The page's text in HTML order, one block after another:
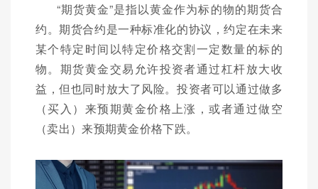
“期货黄金”是指以黄金作为标的物的期货合
约。期货合约是一种标准化的协议，约定在未来
某个特定时间以特定价格交割一定数量的标的
物。期货黄金交易允许投资者通过杠杆放大收
益，但也同时放大了风险。投资者可以通过做多
（买入）来预期黄金价格上涨，或者通过做空
（卖出）来预期黄金价格下跌。